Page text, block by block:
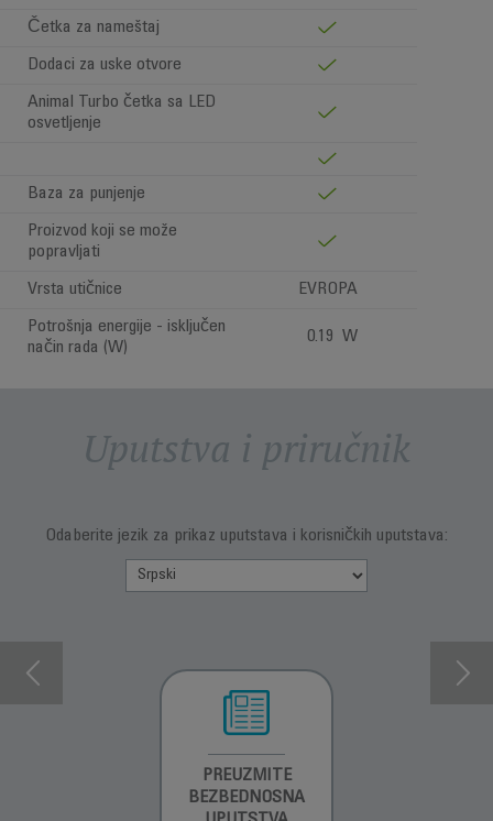
Četka za nameštaj
Dodaci za uske otvore
Animal Turbo četka sa LED
osvetljenje
Baza za punjenje
Proizvod koji se može
popravljati
Vrsta utičnice EVROPA
Potrošnja energije - isključen
način rada (W)
0.19 W
Uputstva i priručnik
Odaberite jezik za prikaz uputstava i korisničkih uputstava:
PREUZMITE
BEZBEDNOSNA